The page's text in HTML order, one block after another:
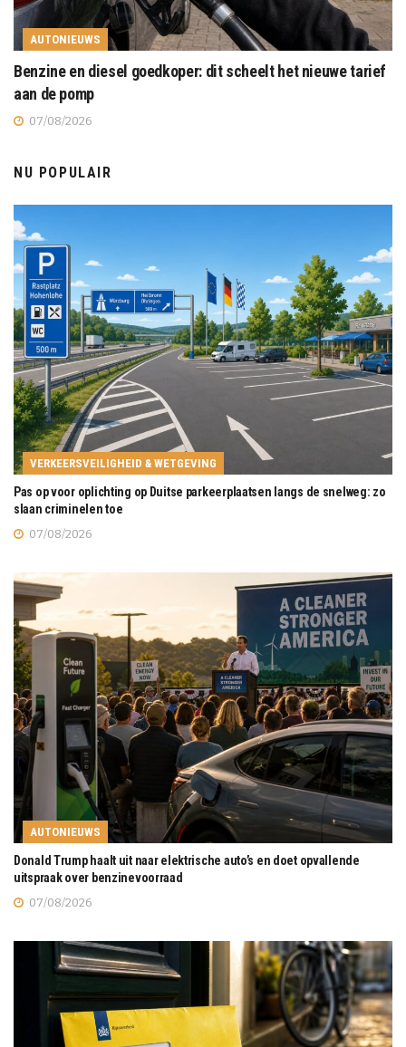
AUTONIEUWS
Benzine en diesel goedkoper: dit scheelt het nieuwe tarief
aan de pomp
07/08/2026
NU POPULAIR
VERKEERSVEILIGHEID & WETGEVING
Pas op voor oplichting op Duitse parkeerplaatsen langs de snelweg: zo
slaan criminelen toe
07/08/2026
AUTONIEUWS
Donald Trump haalt uit naar elektrische auto’s en doet opvallende
uitspraak over benzinevoorraad
07/08/2026